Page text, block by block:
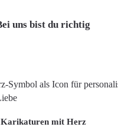
uns bist du richtig
Karikaturen mit Herz